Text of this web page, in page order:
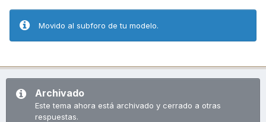
Movido al subforo de tu modelo.
Archivado
Este tema ahora está archivado y cerrado a otras
respuestas.